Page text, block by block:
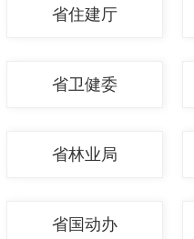
省住建厅
省卫健委
省林业局
省国动办